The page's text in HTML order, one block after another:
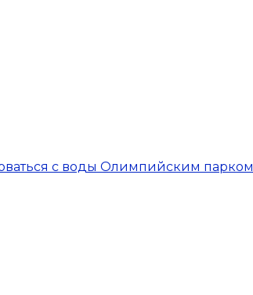
с воды Олимпийским парком